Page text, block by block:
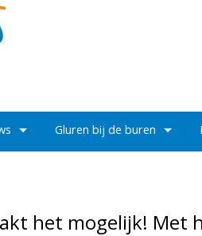
Gluren bij de buren
het mogelijk! Met